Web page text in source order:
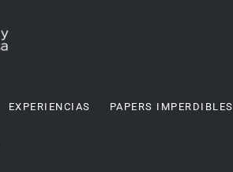
EXPERIENCIAS PAPERS IMPERDIBLES